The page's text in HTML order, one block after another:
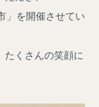
」を開催させてい
くさんの笑顔に